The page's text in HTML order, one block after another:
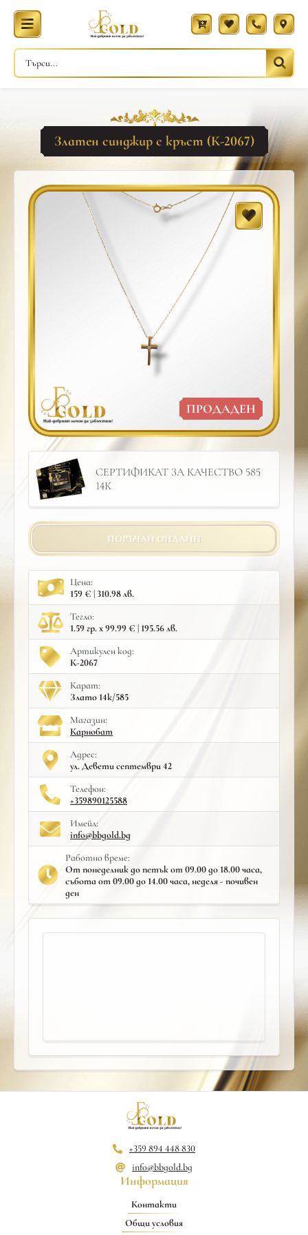
Златен синджир с кръст (К-2067)
ПРОДАДЕН
СЕРТИФИКАТ ЗА КАЧЕСТВО 585
14К
ПОРЪЧАЙ ОНЛАЙН
Цена:
159 € | 310.98 лв.
Тегло:
1.59 гр. x 99.99 € | 195.56 лв.
Артикулен код:
К-2067
Карат:
Злато 14к/585
Mагазин:
Карнобат
Адрес:
ул. Девети септември 42
Телефон:
+359890125588
Имейл:
info@bbgold.bg
Работно време:
От понеделник до петък от 09.00 до 18.00 часа,
събота от 09.00 до 14.00 часа, неделя - почивен
ден
+359 894 448 830
info@bbgold.bg
Информация
Контакти
Общи условия